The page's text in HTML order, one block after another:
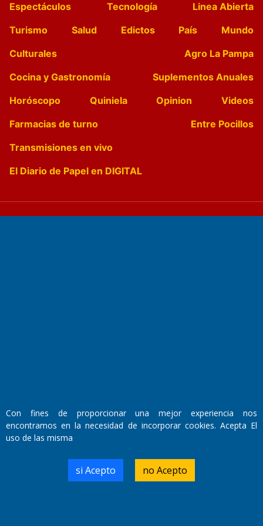
Espectáculos
Tecnología
Linea Abierta
Turismo
Salud Edictos País
Mundo
Culturales
Agro La Pampa
Cocina y Gastronomía
Suplementos Anuales
Horóscopo
Quiniela Opinion
Videos
Farmacias de turno
Entre Pocillos
Transmisiones en vivo
El Diario de Papel en DIGITAL
Domicilio Legal: José Ingenieros 855,
Número de Registro DNDA:
RL-2019-55551274-APN-DNDA#MJ
Con fines de proporcionar una mejor experiencia nos
encontramos en la necesidad de incorporar cookies. Acepta El
uso de las misma
si Acepto no Acepto